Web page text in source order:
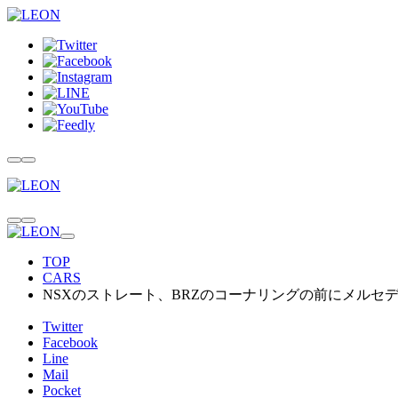
TOP
CARS
NSXのストレート、BRZのコーナリングの前にメル
Twitter
Facebook
Line
Mail
Pocket